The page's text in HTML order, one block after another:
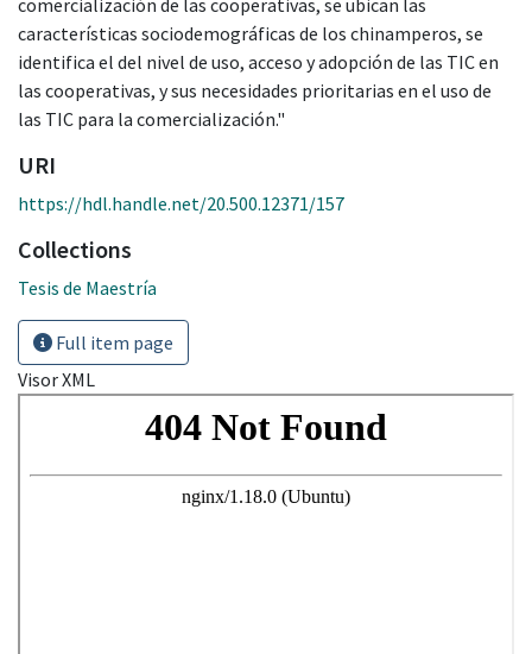
características sociodemográficas de los chinamperos, se
identifica el del nivel de uso, acceso y adopción de las TIC en
las cooperativas, y sus necesidades prioritarias en el uso de
las TIC para la comercialización."
URI
https://hdl.handle.net/20.500.12371/157
Collections
Tesis de Maestría
Full item page
Visor XML